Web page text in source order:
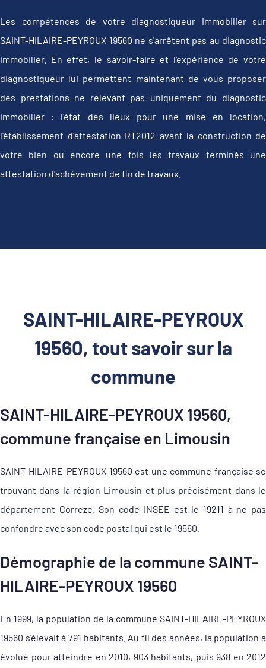
Les compétences de votre diagnostiqueur immobilier sur
SAINT-HILAIRE-PEYROUX 19560 ne s'arrêtent pas au diagnostic
immobilier. En effet, le savoir-faire et l'expérience de votre
diagnostiqueur lui permettent maintenant de vous proposer
des prestations ne relevant pas uniquement du diagnostic
immobilier : l'état des lieux pour une mise en location,
l'établissement d’attestation RT2012 avant la construction de
votre bien ou encore une fois les travaux terminés une
attestation d'achèvement de fin de travaux.
SAINT-HILAIRE-PEYROUX
19560, tout savoir sur la
commune
SAINT-HILAIRE-PEYROUX 19560,
commune française en Limousin
SAINT-HILAIRE-PEYROUX 19560 est une commune française se
trouvant dans la région Limousin et plus précisément dans le
département Correze. Son code INSEE est le 19211 à ne pas
confondre avec son code postal qui est le 19560.
Démographie de la commune SAINT-
HILAIRE-PEYROUX 19560
En 1999, la population de la commune SAINT-HILAIRE-PEYROUX
19560 s'élevait à 791 habitants. Au fil des années, la population a
évolué pour atteindre en 2010, 903 habitants, puis 938 en 2012